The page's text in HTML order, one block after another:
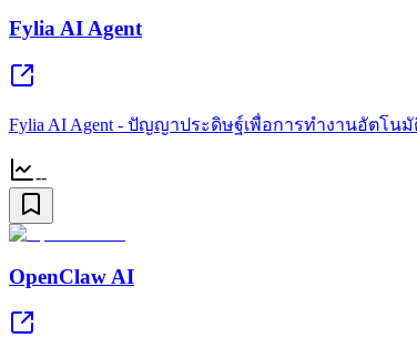
Fylia AI Agent
Fylia AI Agent - ปัญญาประดิษฐ์เพื่อการทำงานอัตโน
--
OpenClaw AI